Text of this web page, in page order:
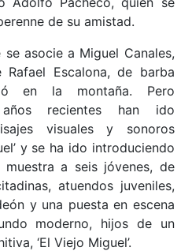
de su amistad.
asocie a Miguel Canales,
Escalona, de barba
en la montaña. Pero
recientes han ido
visuales y sonoros
y se ha ido introduciendo
a seis jóvenes, de
atuendos juveniles,
y una puesta en escena
moderno, hijos de un
‘El Viejo Miguel’.